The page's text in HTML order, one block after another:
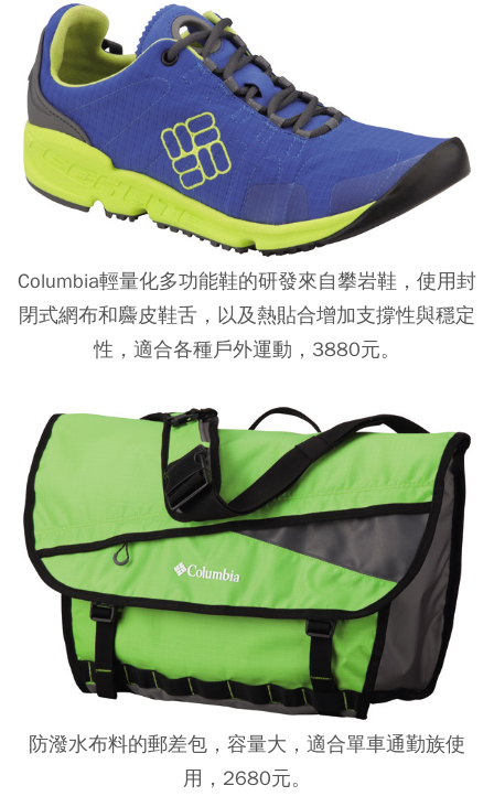
Columbia輕量化多功能鞋的研發來自攀岩鞋，使用封
閉式網布和麡皮鞋舌，以及熱貼合增加支撐性與穩定
性，適合各種戶外運動，3880元。
防潑水布料的郵差包，容量大，適合單車通勤族使
用，2680元。